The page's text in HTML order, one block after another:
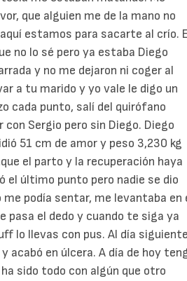
que alguien me de la mano no
estamos para sacarte al crío.
no lo sé pero ya estaba Diego
y no me dejaron ni coger al
a tu marido y yo vale le digo un
cada punto, salí del quirófano
Sergio pero sin Diego. Diego
51 cm de amor y peso 3,230 kg
el parto y la recuperación haya
el último punto pero nadie se dio
podía sentar, me levantaba en
pasa el dedo y cuando te siga ya
lo llevas con pus. Al día siguiente
acabó en úlcera. A día de hoy
sido todo con algún que otro